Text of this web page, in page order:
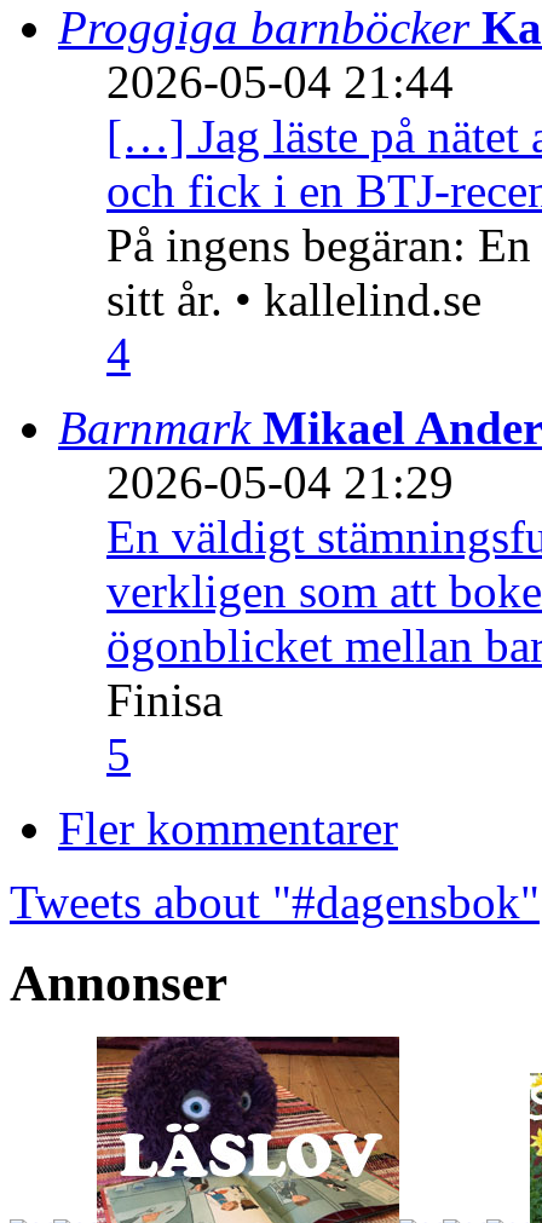
Proggiga barnböcker
2026-05-04 21:44
[…] Jag läste på nätet
och fick i en BTJ-
På ingens begäran:
sitt år. • kallelind.se
4
Barnmark Mikael
2026-05-04 21:29
En väldigt
verkligen som att
ögonblicket mellan
Finisa
5
Fler kommentarer
Tweets about "#dagensbok"
Annonser